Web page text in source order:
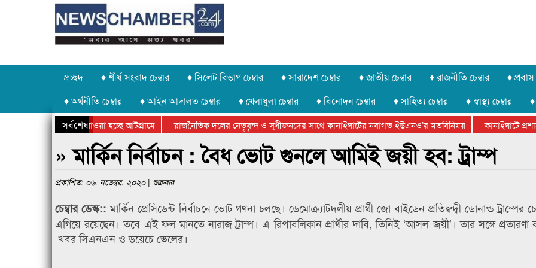
প্রচ্ছদ ♦ শীর্ষ সংবাদ চেম্বার ♦ সিলেট বিভাগ চেম্বার ♦ সারাদেশ চেম্বার ♦ জাতীয় চেম্বার ♦ রাজনীতি চেম্বার ♦ প্রবাস
♦ অর্থনীতি চেম্বার
♦ আইন আদালত চেম্বার ♦ খেলাধুলা চেম্বার ♦ বিনোদন চেম্বার ♦ সাহিত্য চেম্বার ♦ স্বাস্থ্য চেম্বার
সর্বশেষ
চুরি করে নিয়ে যাওয়া হচ্ছে আটগ্রামে রাজনৈতিক দলের নেতৃবৃন্দ ও সুধীজনদের সাথে কানাইঘাটের নবাগত ইউএনও’র মতবিনিময় কানাইঘাটে
ক্রীড়া প্রতিযোগিতার পুরস্কার বিতরণ সম্পন্ন
সিলেটে বাংলাদেশ গ্রুপ থিয়েটার ফেডারেশানের বিভাগীয় অভিনয় কর্মশালা সম্পন্ন
» মার্কিন নির্বাচন : বৈধ ভোট গুনলে আমিই জয়ী হব: ট্রাম্প
প্রকাশিত: ০৬. নভেম্বর. ২০২০ | শুক্রবার
চেম্বার ডেস্ক::মার্কিন প্রেসিডেন্ট নির্বাচনে ভোট গণনা চলছে। ডেমোক্র্যাটদলীয় প্রার্থী জো বাইডেন প্রতিদ্বন্দ্বী ডোনাল্ড ট্রাম্পের
এগিয়ে রয়েছেন। তবে এই ফল মানতে নারাজ ট্রাম্প। এ রিপাবলিকান প্রার্থীর দাবি, তিনিই ‘আসল জয়ী’। তার সঙ্গে প্রতারণা
খবর সিএনএন ও ডয়েচে ভেলের।